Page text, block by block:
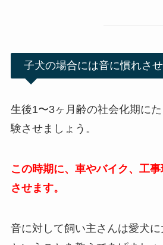
子犬の場合には音に慣れさ
生後1〜3ヶ月齢の社会化期に
験させましょう。
この時期に、車やバイク、工
させます。
音に対して飼い主さんは愛犬